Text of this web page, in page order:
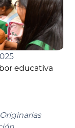
educativa